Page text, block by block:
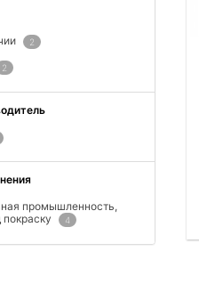
2
2
промышленность,
4